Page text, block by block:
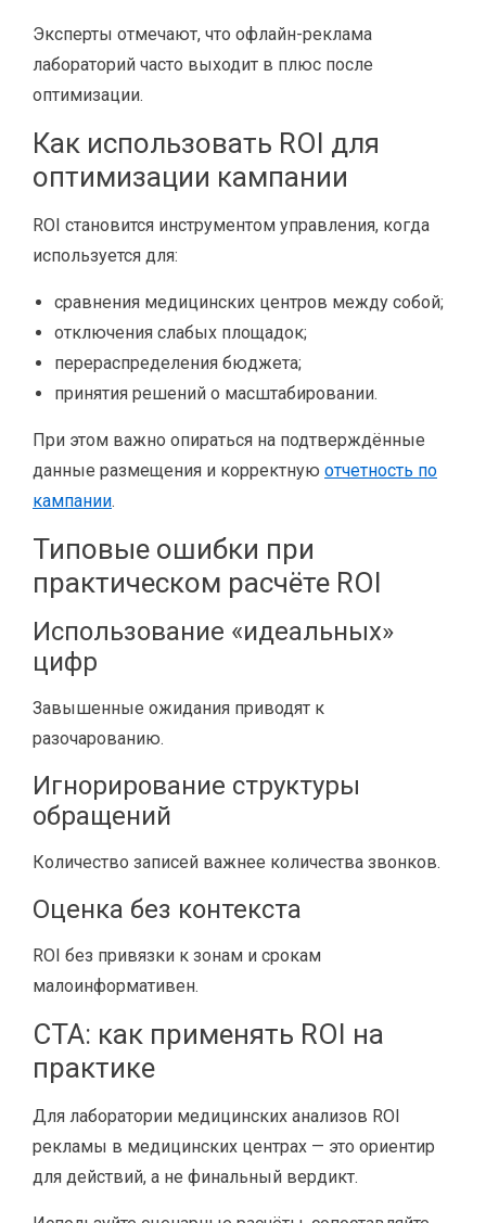
Эксперты отмечают, что офлайн-реклама
лабораторий часто выходит в плюс после
оптимизации.
Как использовать ROI для
оптимизации кампании
ROI становится инструментом управления, когда
используется для:
сравнения медицинских центров между собой;
отключения слабых площадок;
перераспределения бюджета;
принятия решений о масштабировании.
При этом важно опираться на подтверждённые
данные размещения и корректную отчетность по
кампании.
Типовые ошибки при
практическом расчёте ROI
Использование «идеальных»
цифр
Завышенные ожидания приводят к
разочарованию.
Игнорирование структуры
обращений
Количество записей важнее количества звонков.
Оценка без контекста
ROI без привязки к зонам и срокам
малоинформативен.
CTA: как применять ROI на
практике
Для лаборатории медицинских анализов ROI
рекламы в медицинских центрах — это ориентир
для действий, а не финальный вердикт.